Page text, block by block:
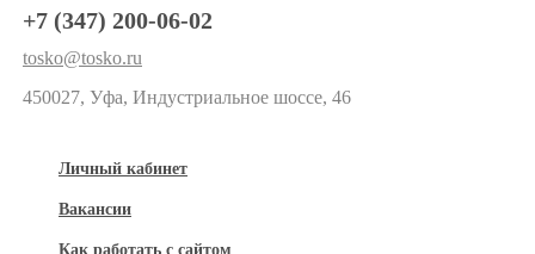
+7 (347) 200-06-02
tosko@tosko.ru
450027, Уфа, Индустриальное шоссе, 46
Личный кабинет
Вакансии
Как работать с сайтом